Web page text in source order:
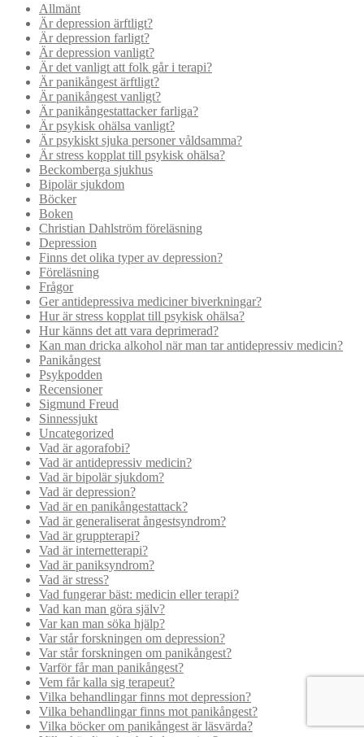
Allmänt
Är depression ärftligt?
Är depression farligt?
Är depression vanligt?
Är det vanligt att folk går i terapi?
Är panikångest ärftligt?
Är panikångest vanligt?
Är panikångestattacker farliga?
Är psykisk ohälsa vanligt?
Är psykiskt sjuka personer våldsamma?
Är stress kopplat till psykisk ohälsa?
Beckomberga sjukhus
Bipolär sjukdom
Böcker
Boken
Christian Dahlström föreläsning
Depression
Finns det olika typer av depression?
Föreläsning
Frågor
Ger antidepressiva mediciner biverkningar?
Hur är stress kopplat till psykisk ohälsa?
Hur känns det att vara deprimerad?
Kan man dricka alkohol när man tar antidepressiv medicin?
Panikångest
Psykpodden
Recensioner
Sigmund Freud
Sinnessjukt
Uncategorized
Vad är agorafobi?
Vad är antidepressiv medicin?
Vad är bipolär sjukdom?
Vad är depression?
Vad är en panikångestattack?
Vad är generaliserat ångestsyndrom?
Vad är gruppterapi?
Vad är internetterapi?
Vad är paniksyndrom?
Vad är stress?
Vad fungerar bäst: medicin eller terapi?
Vad kan man göra själv?
Var kan man söka hjälp?
Var står forskningen om depression?
Var står forskningen om panikångest?
Varför får man panikångest?
Vem får kalla sig terapeut?
Vilka behandlingar finns mot depression?
Vilka behandlingar finns mot panikångest?
Vilka böcker om panikångest är läsvärda?